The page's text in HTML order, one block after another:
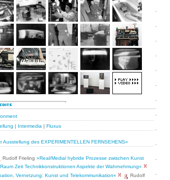
| Intermedia | Fluxus
Ausstellung des EXPERIMENTELLEN FERNSEHENS«
Rudolf Frieling »Real/Medial hybride Prozesse zwischen Kunst
Zeit Technikkonstruktionen Aspekte der Wahrnehmung«
Vernetzung: Kunst und Telekommunikation« Rudolf